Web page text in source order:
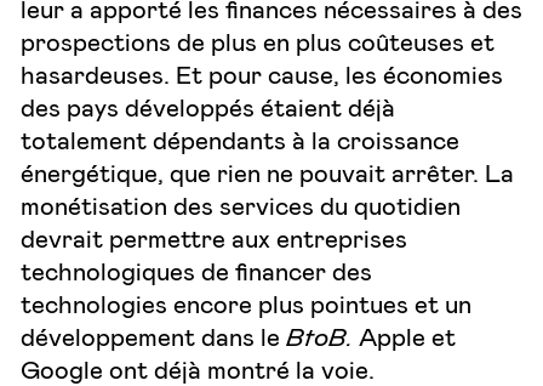
leur a apporté les finances nécessaires à des
prospections de plus en plus coûteuses et
hasardeuses. Et pour cause, les économies
des pays développés étaient déjà
totalement dépendants à la croissance
énergétique, que rien ne pouvait arrêter. La
monétisation des services du quotidien
devrait permettre aux entreprises
technologiques de financer des
technologies encore plus pointues et un
développement dans le BtoB. Apple et
Google ont déjà montré la voie.